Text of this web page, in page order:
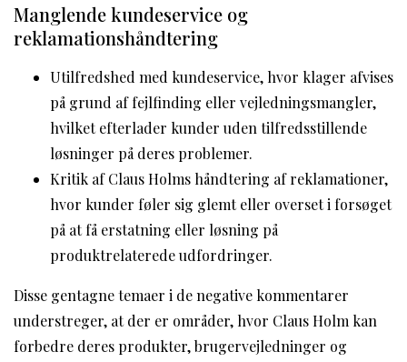
Manglende kundeservice og
reklamationshåndtering
Utilfredshed med kundeservice, hvor klager afvises
på grund af fejlfinding eller vejledningsmangler,
hvilket efterlader kunder uden tilfredsstillende
løsninger på deres problemer.
Kritik af Claus Holms håndtering af reklamationer,
hvor kunder føler sig glemt eller overset i forsøget
på at få erstatning eller løsning på
produktrelaterede udfordringer.
Disse gentagne temaer i de negative kommentarer
understreger, at der er områder, hvor Claus Holm kan
forbedre deres produkter, brugervejledninger og